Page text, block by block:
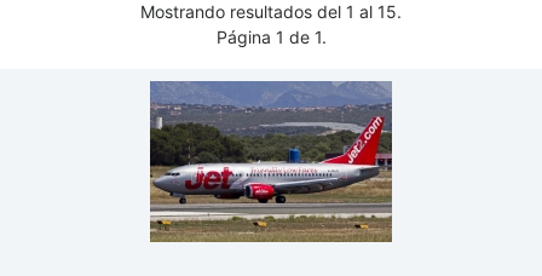
Mostrando resultados del 1 al 15.
Página 1 de 1.